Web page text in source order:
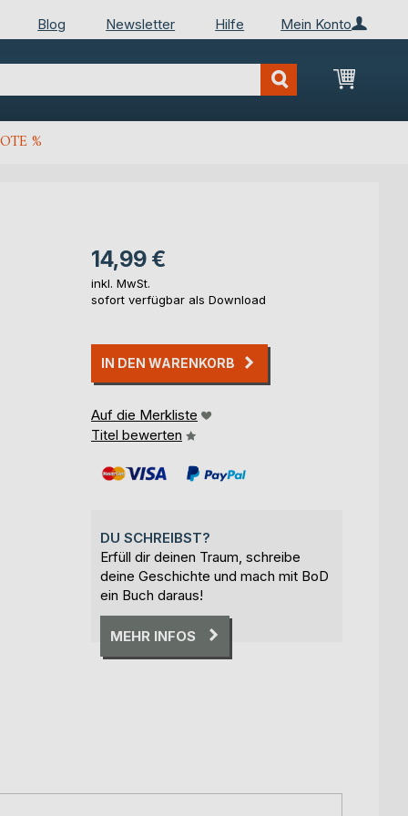
Mein Konto
Blog Newsletter Hilfe
Mein
%
14,99 €
inkl. MwSt.
sofort verfügbar als Download
IN DEN WARENKORB
Auf die Merkliste
Titel bewerten
DU SCHREIBST?
Erfüll dir deinen Traum, schreibe
deine Geschichte und mach mit BoD
ein Buch daraus!
MEHR INFOS